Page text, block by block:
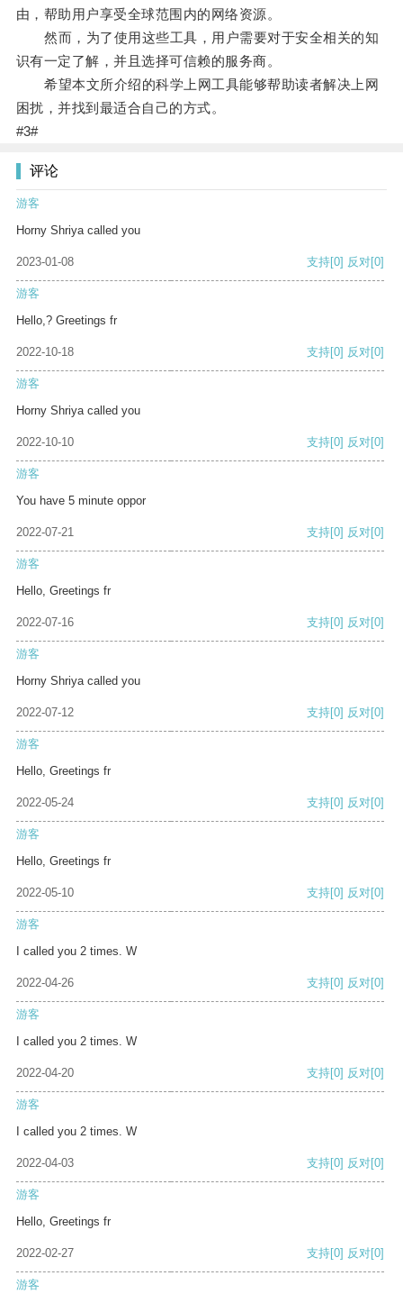
由，帮助用户享受全球范围内的网络资源。
然而，为了使用这些工具，用户需要对于安全相关的知
识有一定了解，并且选择可信赖的服务商。
希望本文所介绍的科学上网工具能够帮助读者解决上网
困扰，并找到最适合自己的方式。
#3#
评论
游客
Horny Shriya called you
2023-01-08 支持[0] 反对[0]
游客
Hello,? Greetings fr
2022-10-18 支持[0] 反对[0]
游客
Horny Shriya called you
2022-10-10 支持[0] 反对[0]
游客
You have 5 minute oppor
2022-07-21 支持[0] 反对[0]
游客
Hello, Greetings fr
2022-07-16 支持[0] 反对[0]
游客
Horny Shriya called you
2022-07-12 支持[0] 反对[0]
游客
Hello, Greetings fr
2022-05-24 支持[0] 反对[0]
游客
Hello, Greetings fr
2022-05-10 支持[0] 反对[0]
游客
I called you 2 times. W
2022-04-26 支持[0] 反对[0]
游客
I called you 2 times. W
2022-04-20 支持[0] 反对[0]
游客
I called you 2 times. W
2022-04-03 支持[0] 反对[0]
游客
Hello, Greetings fr
2022-02-27 支持[0] 反对[0]
游客